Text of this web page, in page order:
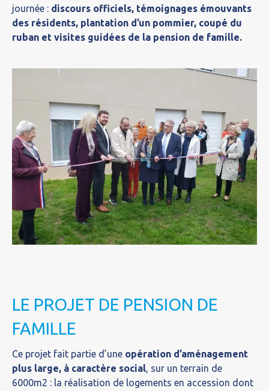
journée : discours officiels, témoignages émouvants
des résidents, plantation d’un pommier, coupé du
ruban et visites guidées de la pension de famille.
LE PROJET DE PENSION DE
FAMILLE
Ce projet fait partie d’une opération d’aménagement
plus large, à caractère social, sur un terrain de
6000m2 : la réalisation de logements en accession dont